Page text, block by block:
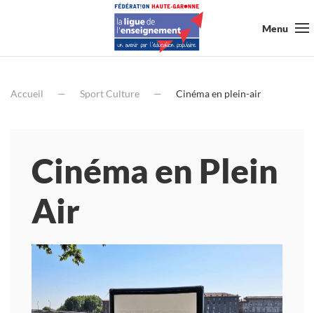
Menu
Accueil Sport Culture Cinéma en plein-air
Cinéma en Plein
Air